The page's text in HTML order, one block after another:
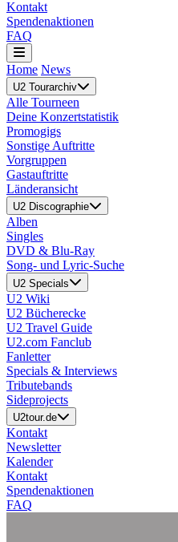
Kontakt
Spendenaktionen
FAQ
Home News
U2 Tourarchiv
Alle Tourneen
Deine Konzertstatistik
Promogigs
Sonstige Auftritte
Vorgruppen
Gastauftritte
Länderansicht
U2 Discographie
Alben
Singles
DVD & Blu-Ray
Song- und Lyric-Suche
U2 Specials
U2 Wiki
U2 Bücherecke
U2 Travel Guide
U2.com Fanclub
Fanletter
Specials & Interviews
Tributebands
Sideprojects
U2tour.de
Kontakt
Newsletter
Kalender
Kontakt
Spendenaktionen
FAQ